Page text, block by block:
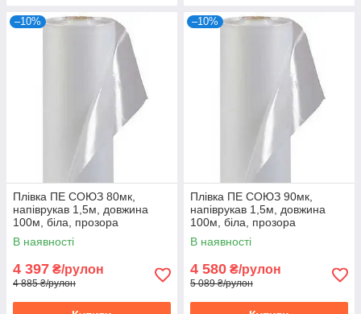
–10%
Плівка ПЕ СОЮЗ 80мк,
напіврукав 1,5м, довжина
100м, біла, прозора
В наявності
4 397 ₴/рулон
4 885 ₴/рулон
–10%
Плівка ПЕ СОЮЗ 90мк,
напіврукав 1,5м, довжина
100м, біла, прозора
В наявності
4 580 ₴/рулон
5 089 ₴/рулон